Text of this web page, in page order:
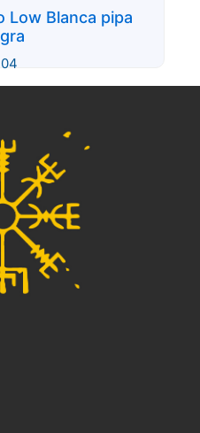
Low Blanca pipa